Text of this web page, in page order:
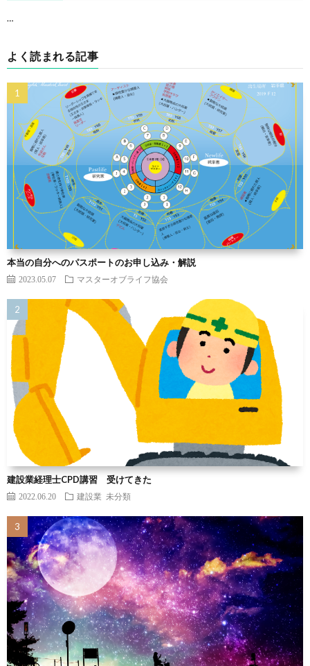
…
よく読まれる記事
本当の自分へのパスポートのお申し込み・解説
2023.05.07 マスターオブライフ協会
建設業経理士CPD講習 受けてきた
2022.06.20 建設業 未分類